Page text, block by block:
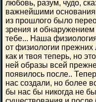
любовь, разум, чудо,
важнейшими
из прошлого было
зрения и обнаружением
тебе... Наша
от физиологии
как и твоя теперь, но
ней образы всей
появилось после..
нас создали, но более
бы нас бы никогда не